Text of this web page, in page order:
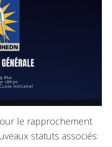
le rapprochement
statuts associés: